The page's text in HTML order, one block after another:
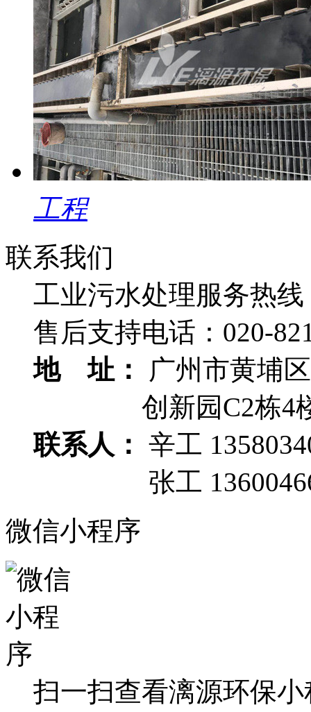
工程
联系我们
工业污水处理服务热线
售后支持电话： 020-
地 址：
广州市黄埔
创新园C2栋4
联系人： 辛工
张工
微信小程序
扫一扫查看漓源环保小